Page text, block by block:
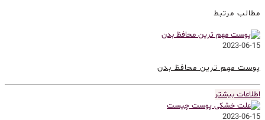
مطالب مرتبط
2023-06-15
پوست مهم ترین محافظ بدن
اطلاعات بیشتر
2023-06-15